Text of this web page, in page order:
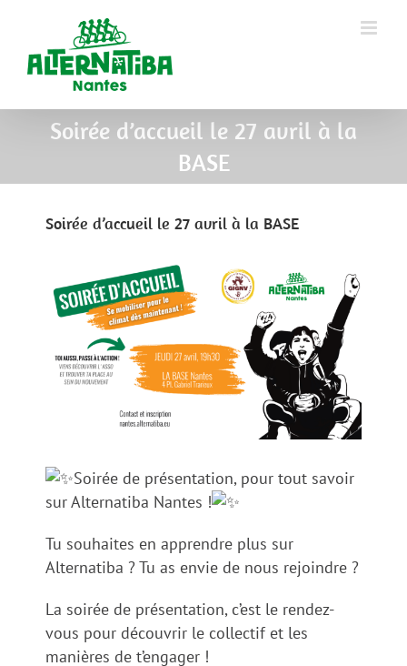
Soirée d’accueil le 27 avril à la
BASE
Soirée d’accueil le 27 avril à la BASE
Larger
Image
Soirée de présentation, pour tout savoir
sur Alternatiba Nantes !
Tu souhaites en apprendre plus sur
Alternatiba ? Tu as envie de nous rejoindre ?
La soirée de présentation, c’est le rendez-
vous pour découvrir le collectif et les
manières de t’engager !